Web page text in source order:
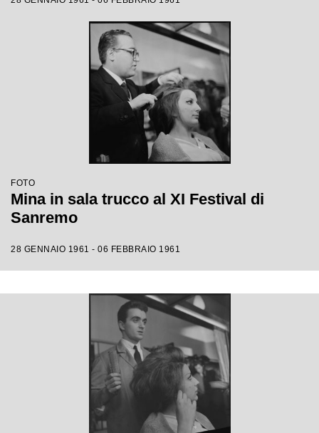
FOTO
Mina in sala trucco al XI Festival di
Sanremo
28 GENNAIO 1961 - 06 FEBBRAIO 1961